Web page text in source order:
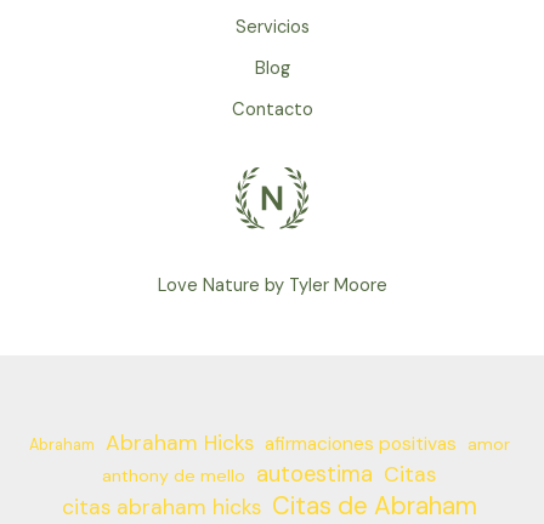
Servicios
Blog
Contacto
Love Nature by Tyler Moore
Abraham Abraham Hicks afirmaciones positivas
amor
anthony de mello
autoestima Citas
citas abraham hicks Citas de Abraham